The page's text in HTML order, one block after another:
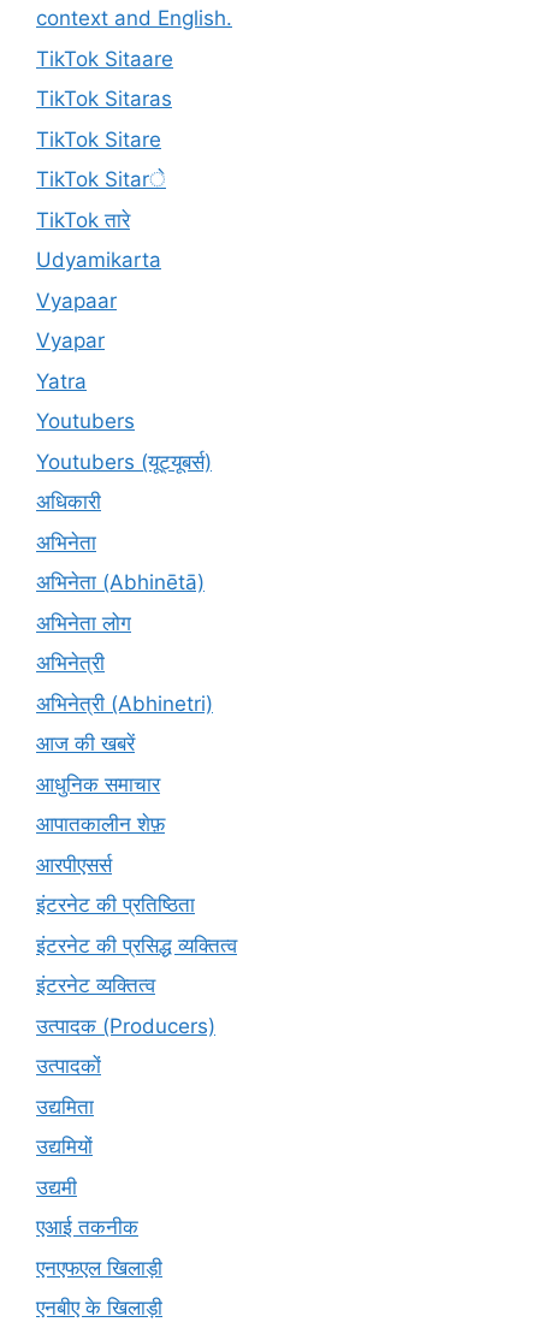
context and English.
TikTok Sitaare
TikTok Sitaras
TikTok Sitare
TikTok Sitarे
TikTok तारे
Udyamikarta
Vyapaar
Vyapar
Yatra
Youtubers
Youtubers (यूट्यूबर्स)
अधिकारी
अभिनेता
अभिनेता (Abhinētā)
अभिनेता लोग
अभिनेत्री
अभिनेत्री (Abhinetri)
आज की खबरें
आधुनिक समाचार
आपातकालीन शेफ़
आरपीएसर्स
इंटरनेट की प्रतिष्ठिता
इंटरनेट की प्रसिद्ध व्यक्तित्व
इंटरनेट व्यक्तित्व
उत्पादक (Producers)
उत्पादकों
उद्यमिता
उद्यमियों
उद्यमी
एआई तकनीक
एनएफएल खिलाड़ी
एनबीए के खिलाड़ी